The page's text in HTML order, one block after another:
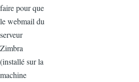
faire pour que
le webmail du
serveur
Zimbra
(installé sur la
machine